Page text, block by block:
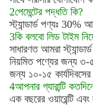
2পেমেন্টের পদ্ধতি কি?
স্ট্যান্ডার্ড পণ্যঃ 30%
3কি বলবো লিড টাইম
সাধারণত আমরা
নিয়মিত পণ্যের জন্য ৩-
জন্য ১০-১৫
4আপনার গ্যারান্টি
এক বছরের ওয়ারেন্টি